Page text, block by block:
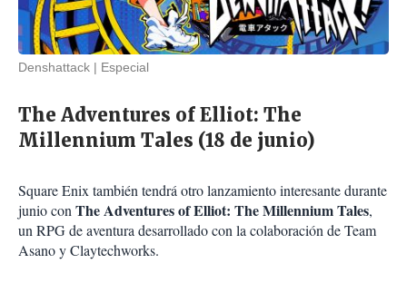
Denshattack Especial
The Adventures of Elliot: The
Millennium Tales (18 de junio)
Square Enix también tendrá otro lanzamiento interesante durante
junio conThe Adventures of Elliot: The Millennium Tales,
un RPG de aventura desarrollado con la colaboración de Team
Asano y Claytechworks.